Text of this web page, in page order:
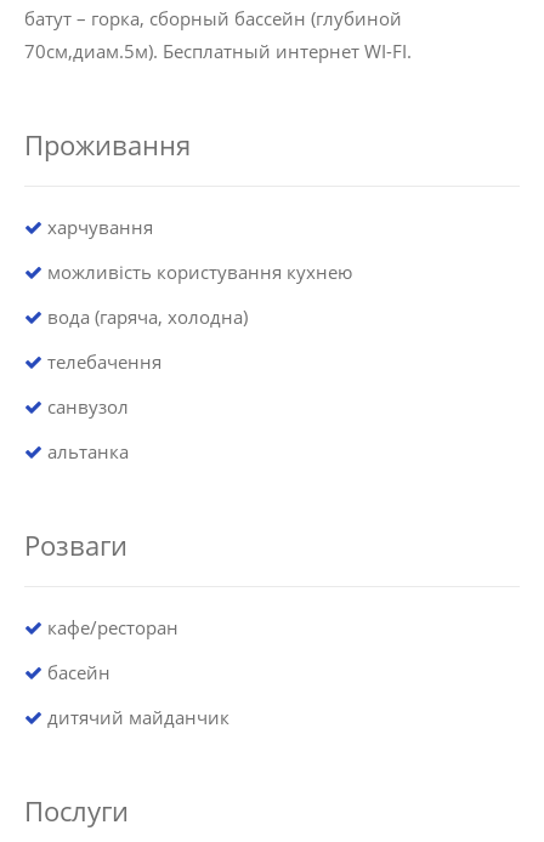
батут – горка, сборный бассейн (глубиной
70см,диам.5м). Бесплатный интернет WI-FI.
Проживання
харчування
можливість користування кухнею
вода (гаряча, холодна)
телебачення
санвузол
альтанка
Розваги
кафе/ресторан
басейн
дитячий майданчик
Послуги